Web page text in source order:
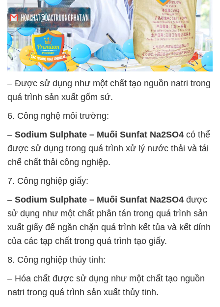
– Được sử dụng như một chất tạo nguồn natri trong
quá trình sản xuất gốm sứ.
6. Công nghệ môi trường:
– Sodium Sulphate – Muối Sunfat Na2SO4 có thể
được sử dụng trong quá trình xử lý nước thải và tái
chế chất thải công nghiệp.
7. Công nghiệp giấy:
– Sodium Sulphate – Muối Sunfat Na2SO4 được
sử dụng như một chất phân tán trong quá trình sản
xuất giấy để ngăn chặn quá trình kết tủa và kết dính
của các tạp chất trong quá trình tạo giấy.
8. Công nghiệp thủy tinh:
– Hóa chất được sử dụng như một chất tạo nguồn
natri trong quá trình sản xuất thủy tinh.